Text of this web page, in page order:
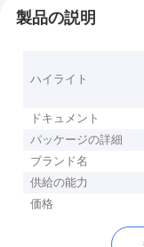
製品の説明
ハイライト
ドキュメント
パッケージの詳細
ブランド名
供給の能力
価格